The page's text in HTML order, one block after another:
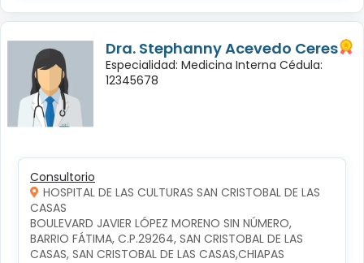
Dra. Stephanny Acevedo Ceres
Especialidad: Medicina Interna Cédula:
12345678
Consultorio
HOSPITAL DE LAS CULTURAS SAN CRISTOBAL DE LAS
CASAS
BOULEVARD JAVIER LÓPEZ MORENO SIN NÚMERO,
BARRIO FÁTIMA, C.P.29264, SAN CRISTOBAL DE LAS
CASAS, SAN CRISTOBAL DE LAS CASAS,CHIAPAS